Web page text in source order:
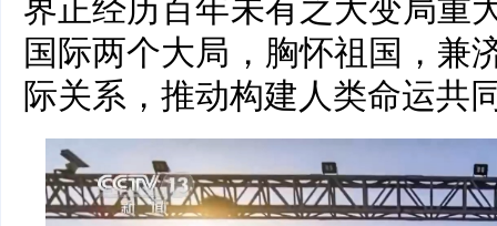
界正经历百年未有之大变局重
国际两个大局，胸怀祖国，兼
际关系，推动构建人类命运共